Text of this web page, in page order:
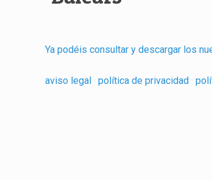
Ya podéis consultar y descargar los
aviso legal · política de privacidad ·